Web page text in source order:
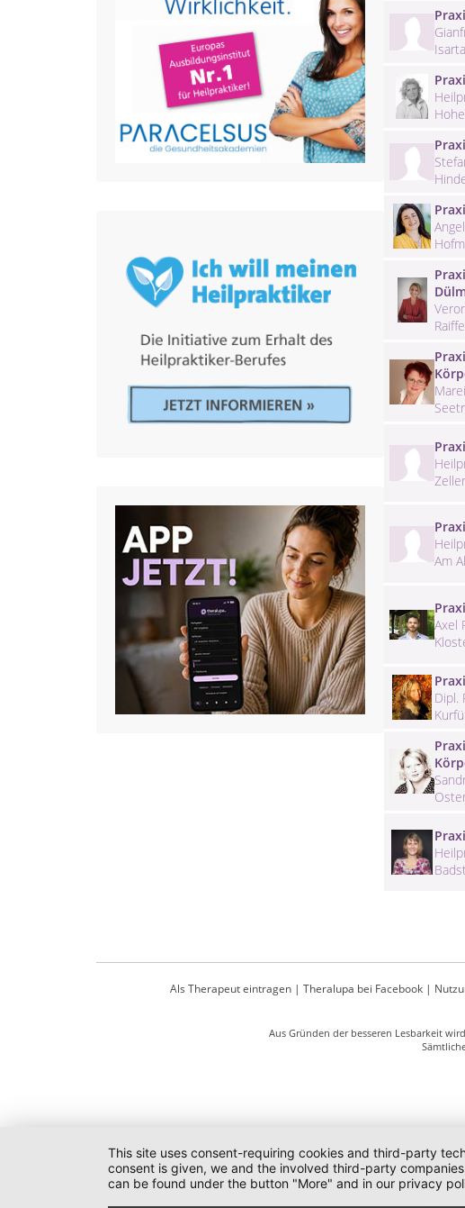
Am
Axel
Dipl.
Als Therapeut eintragen| Theralupa bei Facebook|
Aus Gründen der besseren Lesbarkeit
This site uses consent-requiring cookies and third-party
consent is given, we and the involved third-party
can be found under the button "More" and in our privacy